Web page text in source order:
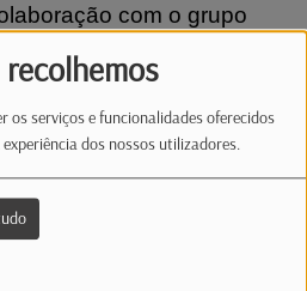
os serviços e funcionalidades oferecidos
dos nossos utilizadores.
com o grupo
agora "Na
d'Os Vizinhos,
e claro, o groove dos
bem simpática.